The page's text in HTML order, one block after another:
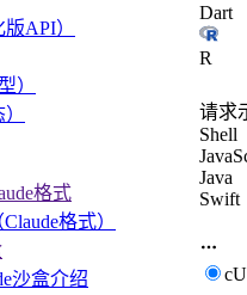
API）
）
格式
格式）
沙盒介绍
Dart
R
请求
Shell
Java
Swift